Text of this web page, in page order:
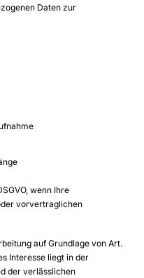
Daten zur
wenn Ihre
vorvertraglichen
auf Grundlage von Art.
Interesse liegt in der
der verlässlichen